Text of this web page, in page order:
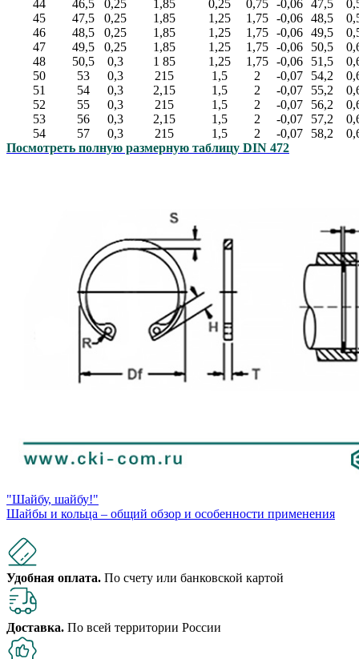
44
46,5 0,25 1,85 0,25 0,75 -0,06 47,5
45
47,5 0,25 1,85 1,25 1,75 -0,06 48,5
46
48,5 0,25 1,85 1,25 1,75 -0,06 49,5
47
49,5 0,25 1,85 1,25 1,75 -0,06 50,5
48
50,5 0,3 1 85 1,25 1,75 -0,06 51,5
50
53 0,3 215 1,5 2 -0,07 54,2
51
54 0,3 2,15 1,5 2 -0,07 55,2
52
55 0,3 215 1,5 2 -0,07 56,2
53
56 0,3 2,15 1,5 2 -0,07 57,2
54
57 0,3 215 1,5 2 -0,07 58,2
Посмотреть полную размерную таблицу DIN 472
"Шайбу, шайбу!"
Шайбы и кольца – общий обзор и особенности применения
Удобная оплата. По счету или банковской картой
Доставка. По всей территории России